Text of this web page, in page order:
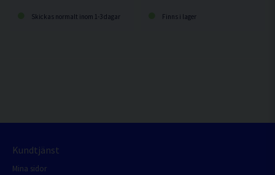
Skickas normalt inom 1-3 dagar Finns i lager
Kundtjänst
Mina sidor